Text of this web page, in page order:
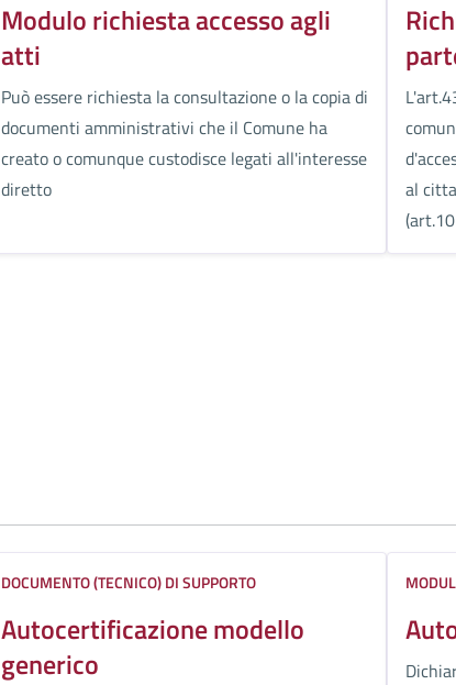
Modulo richiesta accesso agli
atti
Può essere richiesta la consultazione o la copia di
documenti amministrativi che il Comune ha
creato o comunque custodisce legati all'interesse
diretto
al
DOCUMENTO (TECNICO) DI SUPPORTO
Autocertificazione modello
generico